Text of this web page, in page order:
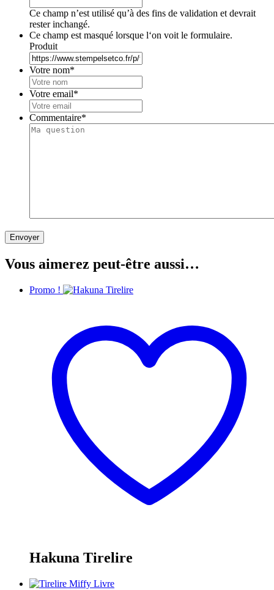
Ce champ n’est utilisé qu’à des fins de validation et devrait
rester inchangé.
Ce champ est masqué lorsque l‘on voit le formulaire.
Produit
Votre nom*
Votre email*
Commentaire*
Vous aimerez peut-être aussi…
Promo !
Hakuna Tirelire